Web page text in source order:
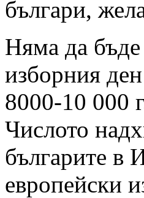
българи,
Няма да бъде
изборния
8000-10 000
Числото
българите в
европейски